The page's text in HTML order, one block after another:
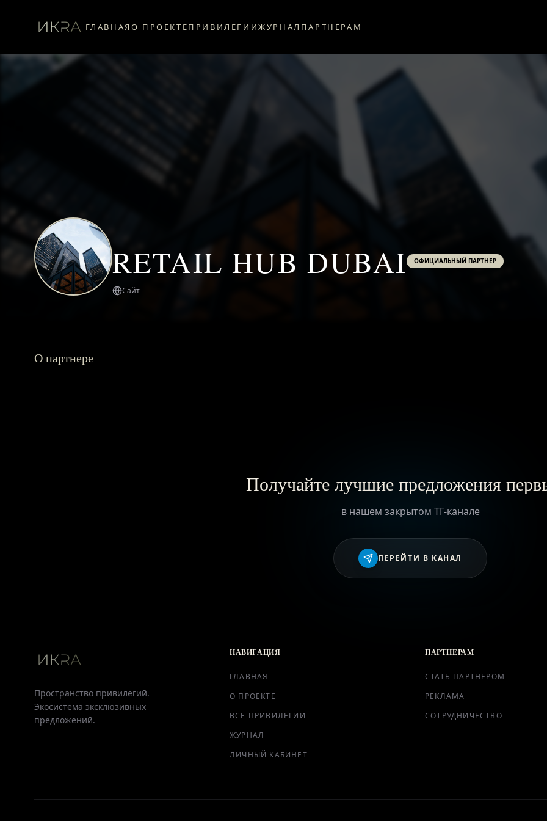
ГЛАВНАЯ О ПРОЕКТЕПРИВИЛЕГИИЖУРНАЛ ПАРТНЕРАМ
ПАРТНЕРАМ
ВХОД
RETAIL HUB DUBAI ОФИЦИАЛЬНЫЙ ПАРТНЕР
Сайт
О партнере
Получайте лучшие предложения
в нашем закрытом ТГ-канале
ПЕРЕЙТИ В КАНАЛ
Пространство привилегий.
Экосистема эксклюзивных
предложений.
НАВИГАЦИЯ
ГЛАВНАЯ
О ПРОЕКТЕ
ВСЕ ПРИВИЛЕГИИ
ЖУРНАЛ
ЛИЧНЫЙ КАБИНЕТ
ПАРТНЕРАМ
СТАТЬ ПАРТНЕРОМ
РЕКЛАМА
СОТРУДНИЧЕСТВО